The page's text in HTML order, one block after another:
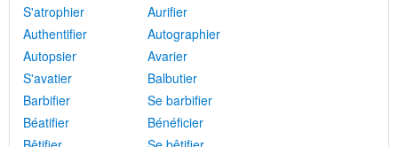
S'atrophier
Aurifier
Authentifier
Autographier
Autopsier
Avarier
S'avatier
Balbutier
Barbifier
Se barbifier
Béatifier
Bénéficier